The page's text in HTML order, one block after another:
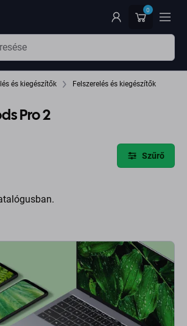
0
és kiegészítők Felszerelés és kiegészítők
Pro 2
Szűrő